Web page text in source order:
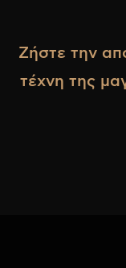
Ζήστε την
τέχνη της